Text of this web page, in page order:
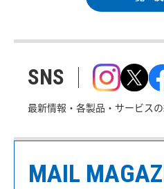
SNS
最新情報・各製品・サービス
MAIL